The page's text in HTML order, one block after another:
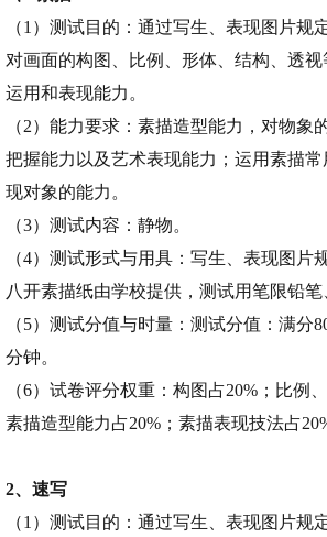
（1）测试目的：通过写生、表现图片规
对画面的构图、比例、形体、结构、透视
运用和表现能力。
（2）能力要求：素描造型能力，对物象
把握能力以及艺术表现能力；运用素描
现对象的能力。
（3）测试内容：静物。
（4）测试形式与用具：写生、表现图片
八开素描纸由学校提供，测试用笔限铅笔
（5）测试分值与时量：测试分值：满分
分钟。
（6）试卷评分权重：构图占20%；比例
素描造型能力占20%；素描表现技法占
2、速写
（1）测试目的：通过写生、表现图片规